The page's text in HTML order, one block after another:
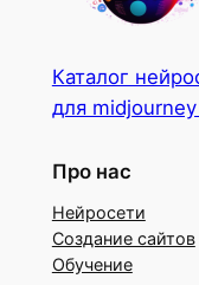
Каталог
для
Про нас
Нейросети
Создание сайтов
Обучение